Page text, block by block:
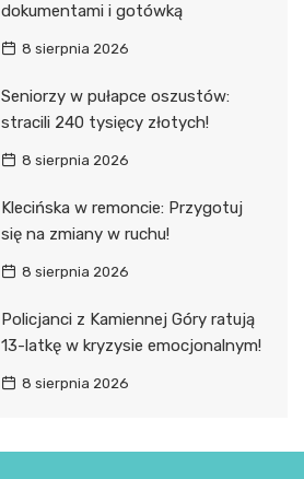
dokumentami i gotówką
8 sierpnia 2026
Seniorzy w pułapce oszustów:
stracili 240 tysięcy złotych!
8 sierpnia 2026
Klecińska w remoncie: Przygotuj
się na zmiany w ruchu!
8 sierpnia 2026
Policjanci z Kamiennej Góry ratują
13-latkę w kryzysie emocjonalnym!
8 sierpnia 2026